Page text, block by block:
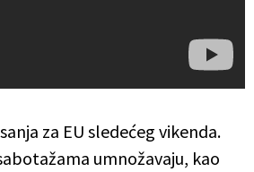
za EU ​​sledećeg vikenda.
umnožavaju, kao